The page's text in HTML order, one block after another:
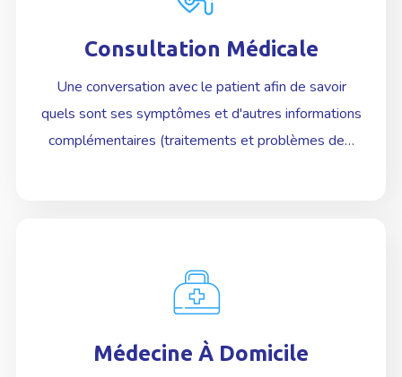
Consultation Médicale
Une conversation avec le patient afin de savoir
quels sont ses symptômes et d'autres informations
complémentaires (traitements et problèmes de…
En Savoir plus
Médecine À Domicile
En Savoir plus